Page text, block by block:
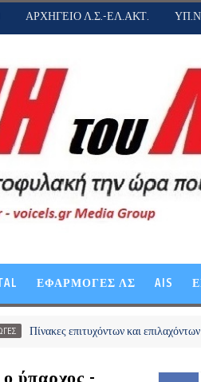
ΑΡΧΗΓΕΙΟ Λ.Σ.-ΕΛ.ΑΚΤ.
ΕΦΑΡΜΟΓΕΣ ΛΣ AIS
επιτυχόντων και επιλαχόντων